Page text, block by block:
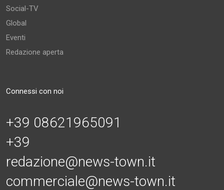
Social-TV
Global
Eventi
Redazione aperta
Connessi con noi
+39 08621965091
+39
redazione@news-town.it
commerciale@news-town.it